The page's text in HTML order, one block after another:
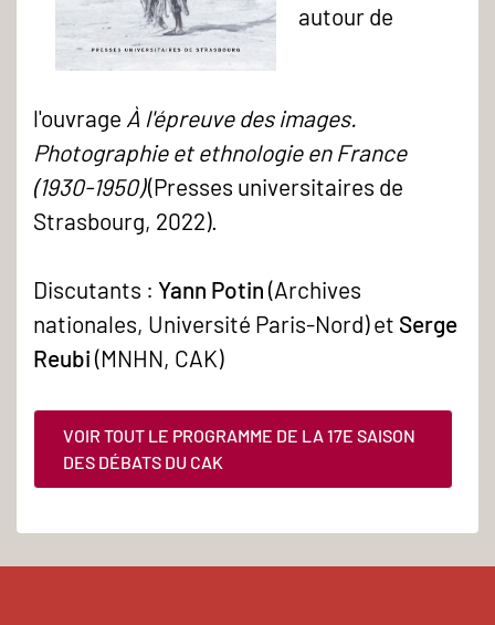
l'épreuve
des
images.
Photographie
ethnologie
en
France
1950)
(Presses
de
Strasbourg,
autour de
l'ouvrage À l'épreuve des images.
Photographie et ethnologie en France
(1930-1950)(Presses universitaires de
Strasbourg, 2022).
Discutants : Yann Potin (Archives
nationales, Université Paris-Nord) et Serge
Reubi (MNHN, CAK)
VOIR TOUT LE PROGRAMME DE LA 17E SAISON
DES DÉBATS DU CAK